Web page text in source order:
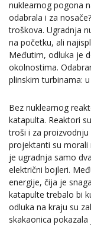
nuklearnog pogona
odabrala i za
troškova. Ugradnja
na početku, ali
Međutim, odluka je
okolnostima.
plinskim turbinama:
Bez nuklearnog
katapulta. Reaktori
troši i za
projektanti su morali
je ugradnja samo
električni bojleri.
energije, čija je
katapulte trebalo bi
odluka na kraju su
skakaonica